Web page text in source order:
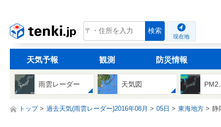
tenki.jp 検索
現在地
天気予報 観測 防災情報
雨雲レーダー 天気図
トップ 過去天気(雨雲レーダー)2016年08月 05日 東海地方 静